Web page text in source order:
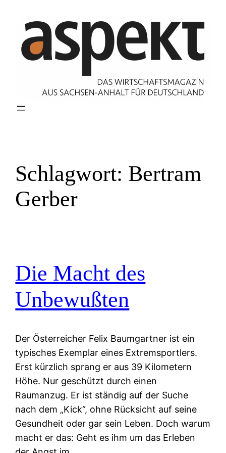
Inhalt
springen
Schlagwort: Bertram
Gerber
Die Macht des
Unbewußten
Der Österreicher Felix Baumgartner ist ein
typisches Exemplar eines Extremsportlers.
Erst kürzlich sprang er aus 39 Kilometern
Höhe. Nur geschützt durch einen
Raumanzug. Er ist ständig auf der Suche
nach dem „Kick“, ohne Rücksicht auf seine
Gesundheit oder gar sein Leben. Doch warum
macht er das: Geht es ihm um das Erleben